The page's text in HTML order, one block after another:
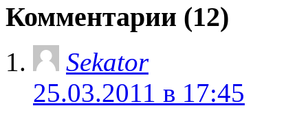
Комментарии (12)
Sekator
25.03.2011 в 17:45